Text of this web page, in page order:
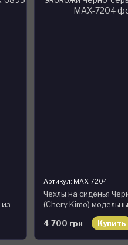
Артикул: MAX-7204
Чехлы на сиденья
(Chery Kimo)
экокожи Черно-
4 700 грн
Купить